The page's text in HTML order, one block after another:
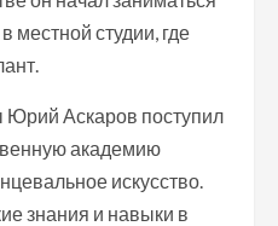
местной студии, где
Аскаров поступил
академию
искусство.
знания и навыки в